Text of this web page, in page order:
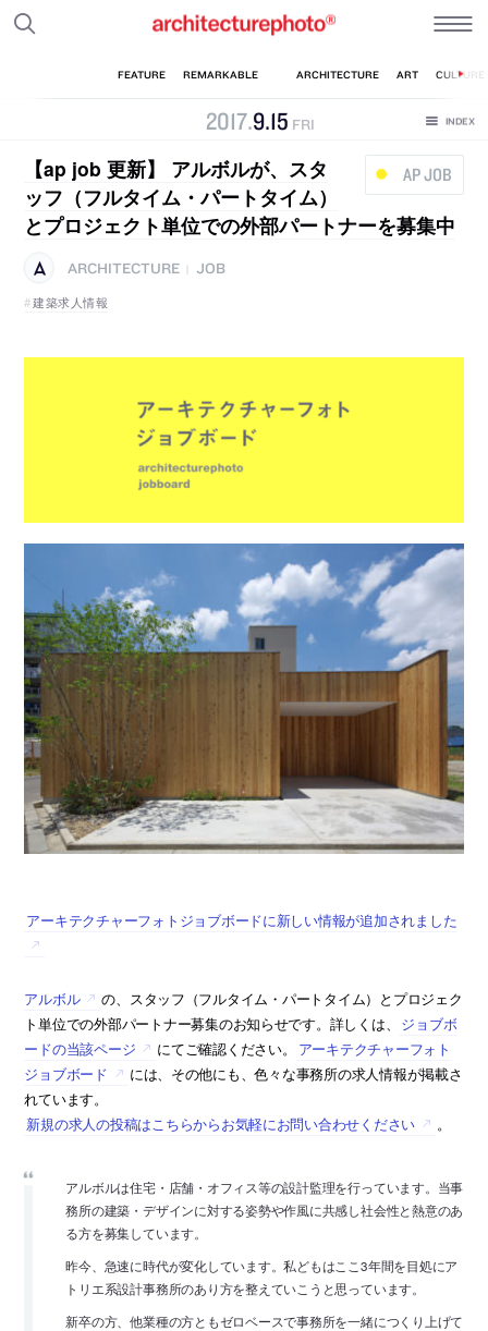
2017.9.15 FRI
AP JOB
【ap job 更新】 アルボルが、スタ
ッフ（フルタイム・パートタイム）
とプロジェクト単位での外部パートナーを募集中
ARCHITECTURE
JOB
建築求人情報
アーキテクチャーフォトジョブボードに新しい情報が追加されました
アルボル
の、スタッフ（フルタイム・パートタイム）とプロジェク
ト単位での外部パートナー募集のお知らせです。詳しくは、
ジョブボ
ードの当該ページ
にてご確認ください。
アーキテクチャーフォト
ジョブボード
には、その他にも、色々な事務所の求人情報が掲載さ
れています。
新規の求人の投稿はこちらからお気軽にお問い合わせください
。
アルボルは住宅・店舗・オフィス等の設計監理を行っています。当事
務所の建築・デザインに対する姿勢や作風に共感し社会性と熱意のあ
る方を募集しています。
昨今、急速に時代が変化しています。私どもはここ3年間を目処にア
トリエ系設計事務所のあり方を整えていこうと思っています。
新卒の方、他業種の方ともゼロベースで事務所を一緒につくり上げて